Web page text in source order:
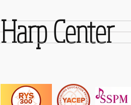
Harp Center